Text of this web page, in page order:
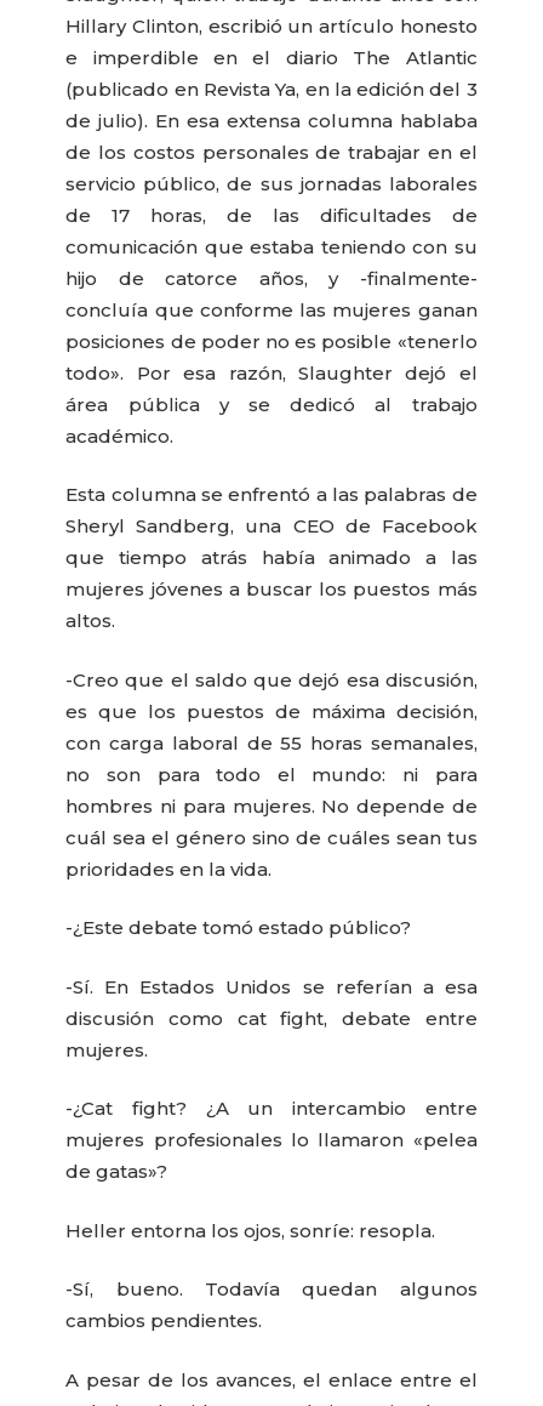
Hillary Clinton, escribió un artículo honesto
e imperdible en el diario The Atlantic
(publicado en Revista Ya, en la edición del 3
de julio). En esa extensa columna hablaba
de los costos personales de trabajar en el
servicio público, de sus jornadas laborales
de 17 horas, de las dificultades de
comunicación que estaba teniendo con su
hijo de catorce años, y -finalmente-
concluía que conforme las mujeres ganan
posiciones de poder no es posible «tenerlo
todo». Por esa razón, Slaughter dejó el
área pública y se dedicó al trabajo
académico.
Esta columna se enfrentó a las palabras de
Sheryl Sandberg, una CEO de Facebook
que tiempo atrás había animado a las
mujeres jóvenes a buscar los puestos más
altos.
-Creo que el saldo que dejó esa discusión,
es que los puestos de máxima decisión,
con carga laboral de 55 horas semanales,
no son para todo el mundo: ni para
hombres ni para mujeres. No depende de
cuál sea el género sino de cuáles sean tus
prioridades en la vida.
-¿Este debate tomó estado público?
-Sí. En Estados Unidos se referían a esa
discusión como cat fight, debate entre
mujeres.
-¿Cat fight? ¿A un intercambio entre
mujeres profesionales lo llamaron «pelea
de gatas»?
Heller entorna los ojos, sonríe: resopla.
-Sí, bueno. Todavía quedan algunos
cambios pendientes.
A pesar de los avances, el enlace entre el